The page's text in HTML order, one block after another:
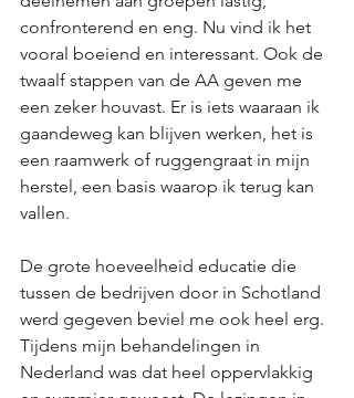
confronterend en eng. Nu vind ik het
vooral boeiend en interessant. Ook de
twaalf stappen van de AA geven me
een zeker houvast. Er is iets waaraan ik
gaandeweg kan blijven werken, het is
een raamwerk of ruggengraat in mijn
herstel, een basis waarop ik terug kan
vallen.
De grote hoeveelheid educatie die
tussen de bedrijven door in Schotland
werd gegeven beviel me ook heel erg.
Tijdens mijn behandelingen in
Nederland was dat heel oppervlakkig